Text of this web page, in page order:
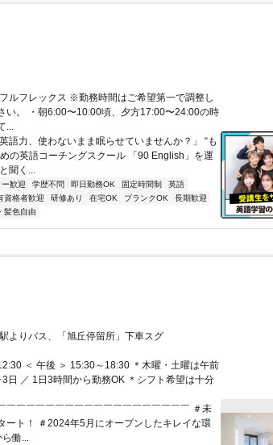
ルフレックス ※勤務時間はご希望第一で調整し
い。 ・朝6:00〜10:00頃、夕方17:00〜24:00の時
...
語力、使わないまま眠らせていませんか？」 “も
の英語コーチングスクール 「90 English」を運
聞く...
歓迎 学歴不問 即日勤務OK 固定時間制
英語
資格者歓迎 研修あり 在宅OK ブランクOK
長期歓迎
髪色自由
よりバス、「旭丘停留所」下車スグ
＜ 午後 ＞ 15:30～18:30 ＊木曜・土曜は午前
日 ／ 1日3時間から勤務OK ＊シフト希望は十分
￣￣￣￣￣￣￣￣￣￣￣￣￣￣￣￣￣￣￣ ＃未
ート！ ＃2024年5月にオープンしたキレイな環
働...